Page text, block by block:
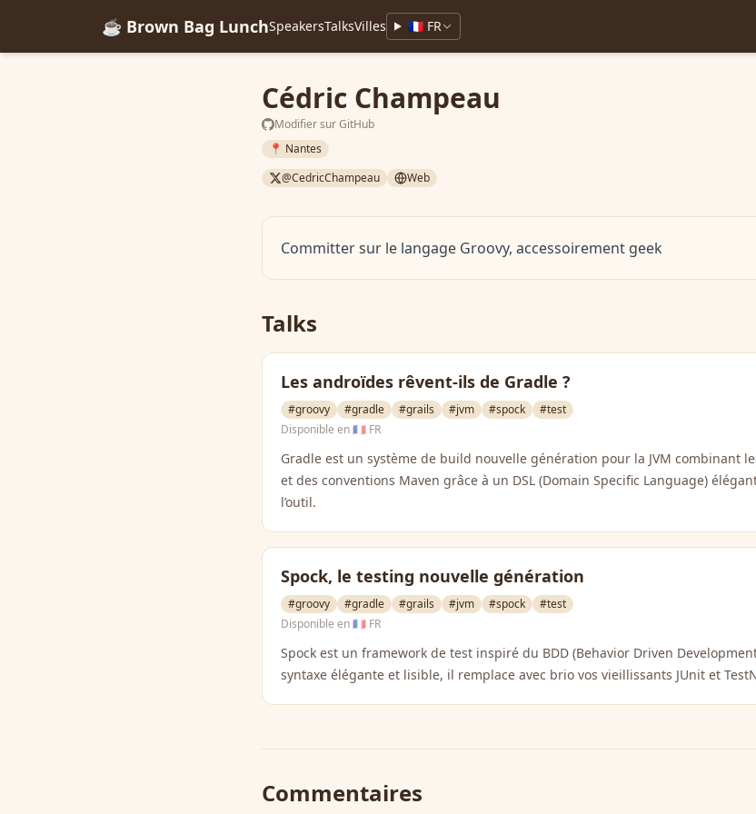
☕ Brown Bag LunchSpeakersTalksVilles 🇫🇷 FR
Cédric Champeau
Modifier sur GitHub
📍 Nantes
@CedricChampeau
Web
Committer sur le langage Groovy, accessoirement geek
Talks
Les androïdes rêvent-ils de Gradle ?
#groovy #gradle #grails #jvm #spock
#test
Disponible en🇫🇷 FR
Gradle est un système de build nouvelle génération pour la JVM combinant
et des conventions Maven grâce à un DSL (Domain Specific Language)
l’outil.
Spock, le testing nouvelle génération
#groovy #gradle #grails #jvm #spock
#test
Disponible en🇫🇷 FR
Spock est un framework de test inspiré du BDD (Behavior Driven
syntaxe élégante et lisible, il remplace avec brio vos vieillissants JUnit et
Commentaires